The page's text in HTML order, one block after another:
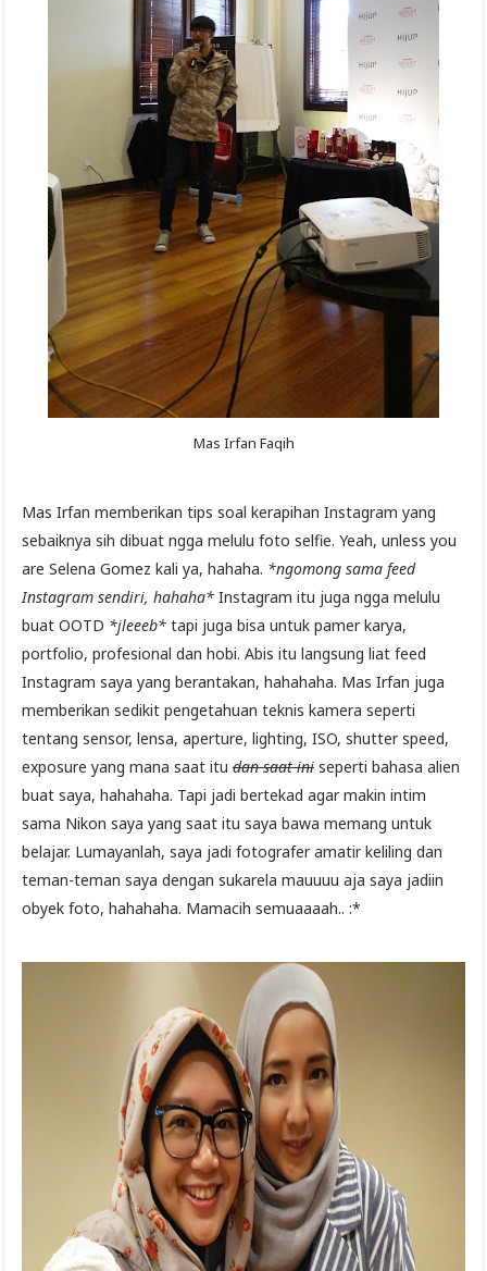
Mas Irfan Faqih
Mas Irfan memberikan tips soal kerapihan Instagram yang
sebaiknya sih dibuat ngga melulu foto selfie. Yeah, unless you
are Selena Gomez kali ya, hahaha. *ngomong sama feed
Instagram sendiri, hahaha* Instagram itu juga ngga melulu
buat OOTD *jleeeb* tapi juga bisa untuk pamer karya,
portfolio, profesional dan hobi. Abis itu langsung liat feed
Instagram saya yang berantakan, hahahaha. Mas Irfan juga
memberikan sedikit pengetahuan teknis kamera seperti
tentang sensor, lensa, aperture, lighting, ISO, shutter speed,
exposure yang mana saat itu dan saat ini seperti bahasa alien
buat saya, hahahaha. Tapi jadi bertekad agar makin intim
sama Nikon saya yang saat itu saya bawa memang untuk
belajar. Lumayanlah, saya jadi fotografer amatir keliling dan
teman-teman saya dengan sukarela mauuuu aja saya jadiin
obyek foto, hahahaha. Mamacih semuaaaah.. :*